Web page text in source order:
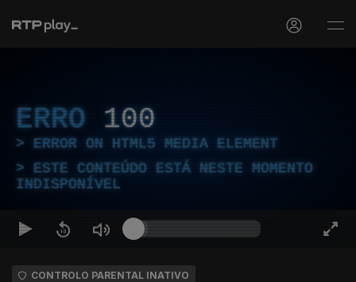
ERRO 100
ERROR ON HTML5 MEDIA ELEMENT
ESTE CONTEÚDO ESTÁ NESTE MOMENTO
INDISPONÍVEL
CONTROLO PARENTAL INATIVO